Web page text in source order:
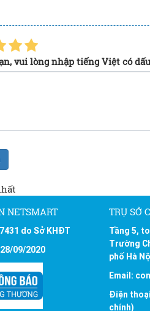
vui lòng nhập tiếng Việt có dấu
NETSMART
do Sở KHĐT
09/2020
TRỤ SỞ
Tầng 5,
Trường
phố Hà
Email:
Điện
chính)